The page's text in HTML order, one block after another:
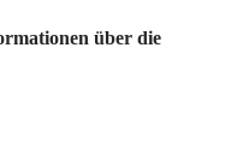
über die